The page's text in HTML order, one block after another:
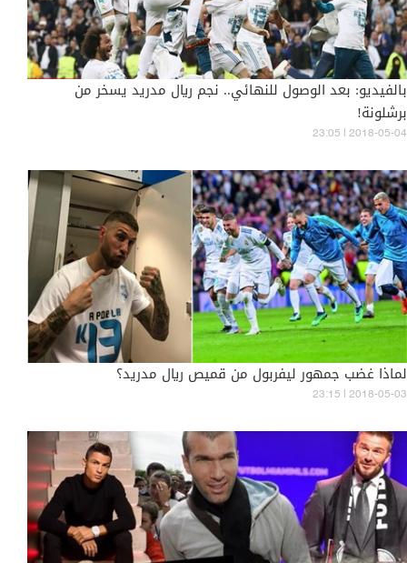
بالفيديو: بعد الوصول للنهائي.. نجم ريال مدريد يسخر من
برشلونة!
23:05 | 2018-05-04
لماذا غضب جمهور ليفربول من قميص ريال مدريد؟
23:15 | 2018-05-03